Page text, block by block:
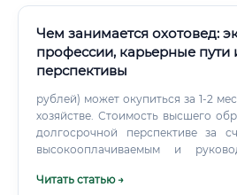
Чем занимается охотовед:
профессии, карьерные
перспективы
рублей) может окупиться за 1-2
хозяйстве. Стоимость высшего
долгосрочной перспективе за
высокооплачиваемым и
Профессия охотоведа
Читать статью →